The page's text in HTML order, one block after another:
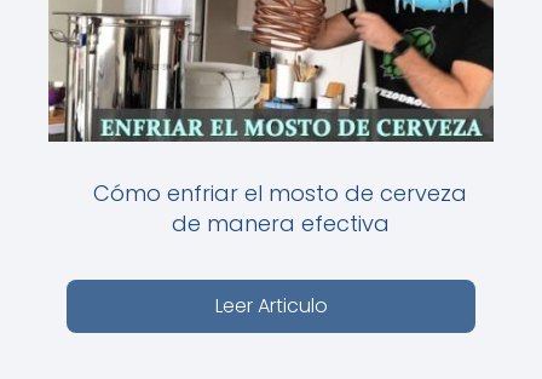
Cómo enfriar el mosto de cerveza
de manera efectiva
Leer Articulo